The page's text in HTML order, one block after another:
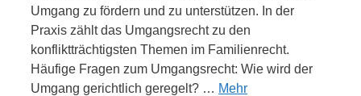
Umgang zu fördern und zu unterstützen. In der
Praxis zählt das Umgangsrecht zu den
konfliktträchtigsten Themen im Familienrecht.
Häufige Fragen zum Umgangsrecht: Wie wird der
Umgang gerichtlich geregelt? … Mehr